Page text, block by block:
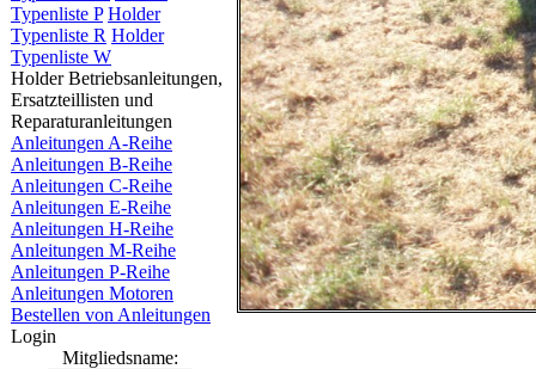
Typenliste P Holder
Typenliste R Holder
Typenliste W
Holder Betriebsanleitungen,
Ersatzteillisten und
Reparaturanleitungen
Anleitungen A-Reihe
Anleitungen B-Reihe
Anleitungen C-Reihe
Anleitungen E-Reihe
Anleitungen H-Reihe
Anleitungen M-Reihe
Anleitungen P-Reihe
Anleitungen Motoren
Bestellen von Anleitungen
Login
Mitgliedsname: